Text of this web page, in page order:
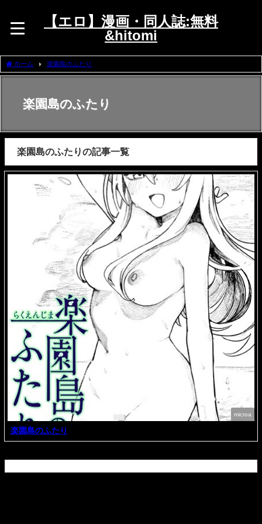
【エロ】漫画・同人誌:無料
&hitomi
ホーム 楽園島のふたり
楽園島のふたり
楽園島のふたりの記事一覧
microa
楽園島のふたり